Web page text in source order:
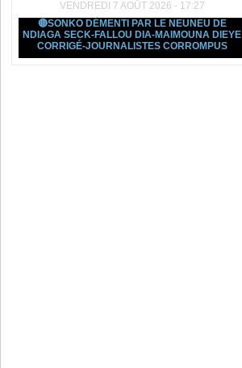
VENDREDI 7 AOÛT 2026 - 17:27
🔴SONKO DÉMENTI PAR LE NEUNEU DE
NDIAGA SECK-FALLOU DIA-MAIMOUNA DIEYE
CORRIGÉ-JOURNALISTES CORROMPUS